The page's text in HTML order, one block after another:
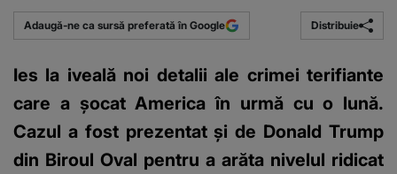
Adaugă-ne ca sursă preferată în Google Distribuie
Ies la iveală noi detalii ale crimei terifiante
care a șocat America în urmă cu o lună.
Cazul a fost prezentat și de Donald Trump
din Biroul Oval pentru a arăta nivelul ridicat